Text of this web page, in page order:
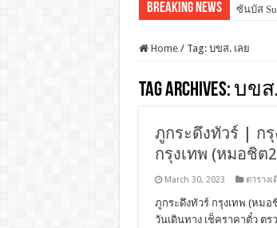
Breaking News ซันบัส
Home / Tag: บขส. เลย
Tag Archives: บขส
ภูกระดึงทัวร์ | ก
กรุงเทพ (หมอชิต
March 30, 2023 ตาราง
ภูกระดึงทัวร์ กรุงเทพ (หมอ
วันเดินทาง เช็คราคาตั๋ว ต